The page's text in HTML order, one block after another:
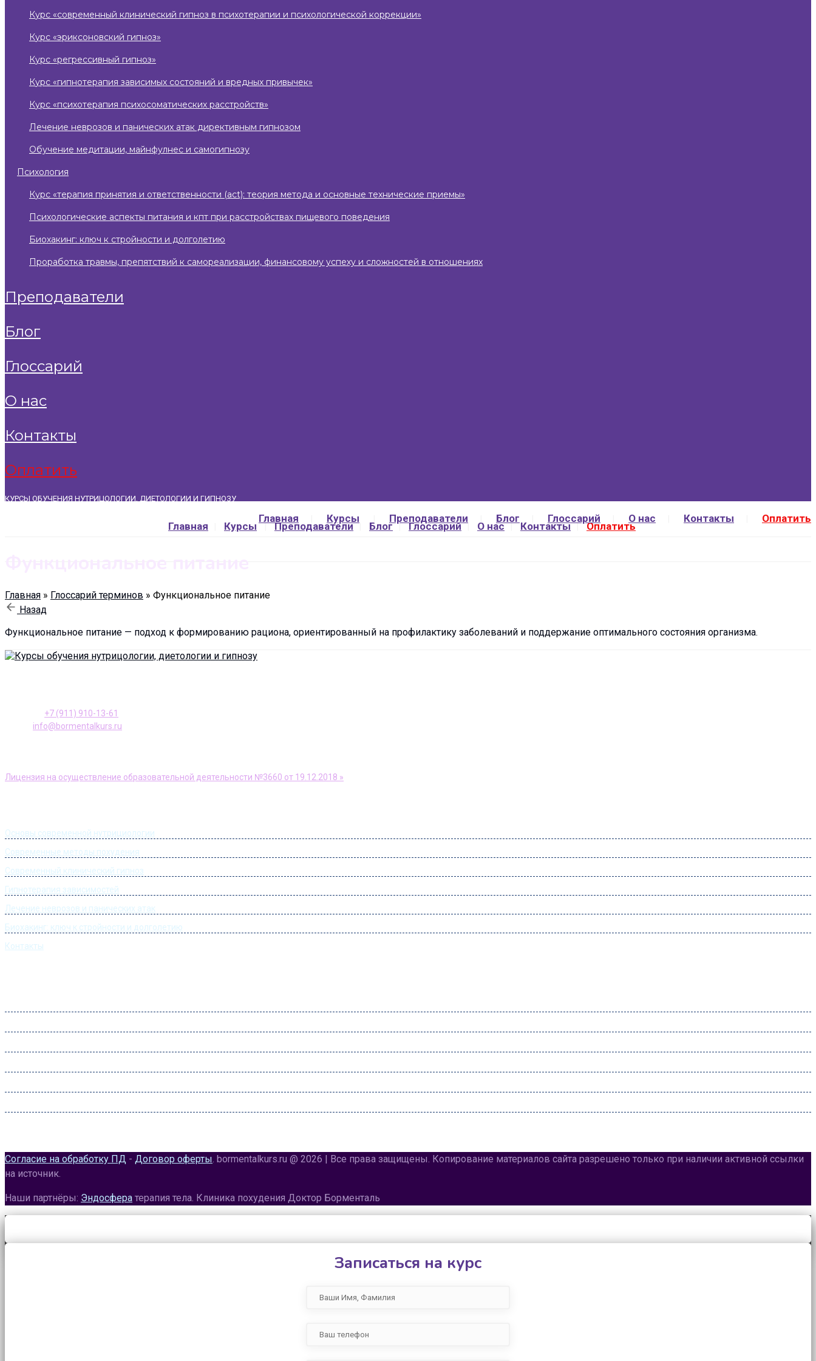
курс «современный клинический гипноз в психотерапии и психологической коррекции»
курс «эриксоновский гипноз»
курс «регрессивный гипноз»
курс «гипнотерапия зависимых состояний и вредных привычек»
курс «психотерапия психосоматических расстройств»
лечение неврозов и панических атак директивным гипнозом
обучение медитации, майнфулнес и самогипнозу
психология
курс «терапия принятия и ответственности (act): теория метода и основные технические приемы»
психологические аспекты питания и кпт при расстройствах пищевого поведения
биохакинг: ключ к стройности и долголетию
проработка травмы, препятствий к самореализации, финансовому успеху и сложностей в отношениях
преподаватели
блог
глоссарий
о нас
контакты
оплатить
КУРСЫ ОБУЧЕНИЯ НУТРИЦОЛОГИИ, ДИЕТОЛОГИИ И ГИПНОЗУ
Главная Курсы Преподаватели Блог Глоссарий О нас Контакты Оплатить
Главная Курсы Преподаватели Блог Глоссарий О нас Контакты Оплатить
Главная » Глоссарий терминов » Функциональное питание
Назад
Функциональное питание — подход к формированию рациона, ориентированный на профилактику заболеваний и поддержание оптимального состояния организма.
+7 (911) 910-13-61
info@bormentalkurs.ru
Лицензия на осуществление образовательной деятельности №3660 от 19.12.2018 »
Основы современной нутрициологии
Современные методы похудения
Современный клинический гипноз
Гипнотерапия зависимостей
Лечение неврозов и панических атак
Биохакинг: ключ к стройности и долголетию
Контакты
Согласие на обработку ПД - Договор оферты. bormentalkurs.ru @ 2026 | Все права защищены. Копирование материалов сайта разрешено только при наличии активной ссылки
на источник.
Наши партнёры: Эндосфера терапия тела. Клиника похудения Доктор Борменталь
Записаться на курс